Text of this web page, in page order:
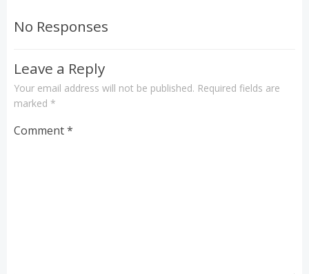
navigation
No Responses
Leave a Reply
Your email address will not be published. Required fields are
marked *
Comment*